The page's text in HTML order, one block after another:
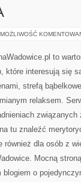
MOŻLIWOŚĆ
to
które interesują się
strefą
relaksem.
tu znaleźć
dla osób z
Mocną
blogiem o